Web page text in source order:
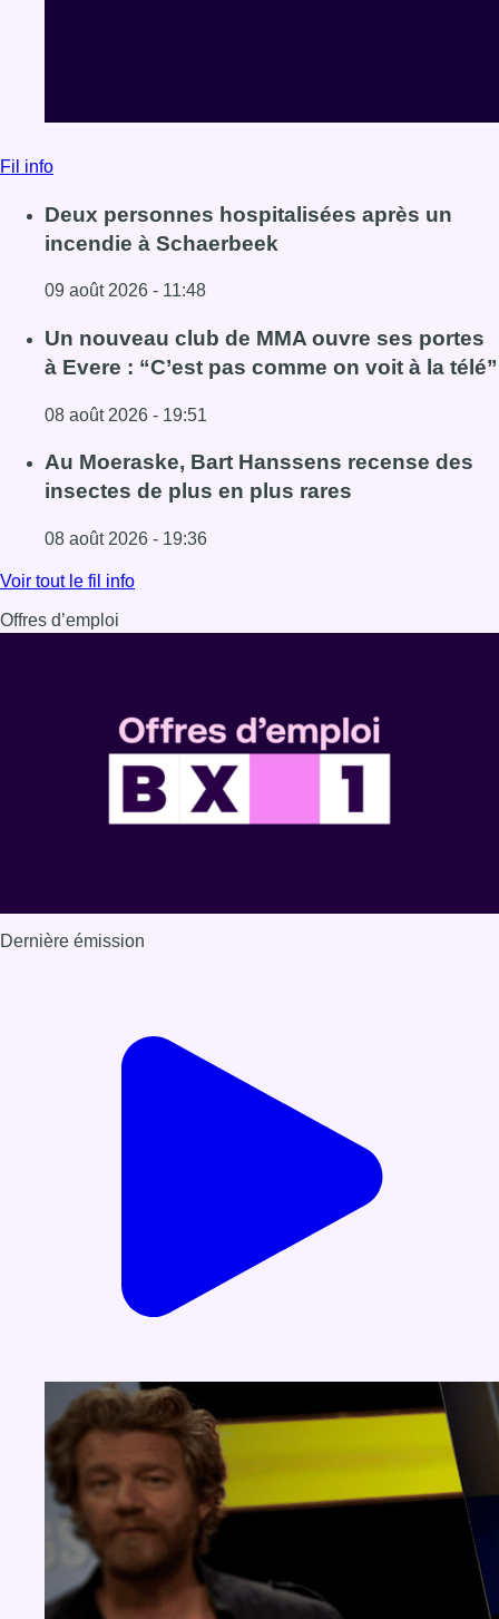
Fil info
Deux personnes hospitalisées après un
incendie à Schaerbeek
09 août 2026 - 11:48
Lire l'article Deux personnes hospitalisées après un
Un nouveau club de MMA ouvre ses portes
à Evere : “C’est pas comme on voit à la télé”
08 août 2026 - 19:51
Lire l'article Un nouveau club de MMA ouvre ses portes à
Au Moeraske, Bart Hanssens recense des
insectes de plus en plus rares
08 août 2026 - 19:36
Lire l'article Au Moeraske, Bart Hanssens recense des
Voir tout le fil info
Offres d’emploi
Dernière émission